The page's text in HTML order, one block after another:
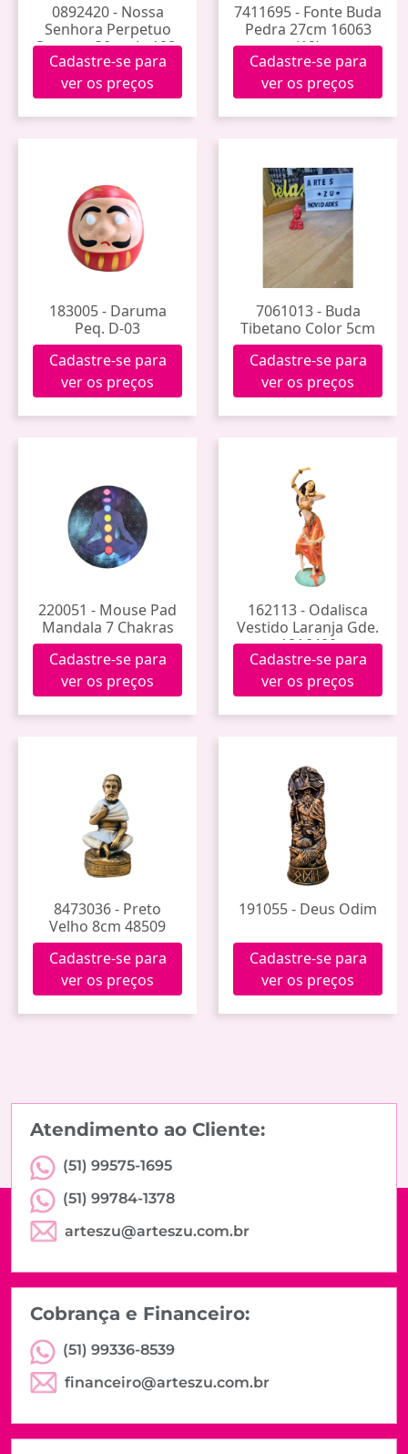
0892420 - Nossa
Senhora Perpetuo
Socorro 30cm Js-108-
12
Cadastre-se para
ver os preços
7411695 - Fonte Buda
Pedra 27cm 16063
(12)
Cadastre-se para
ver os preços
183005 - Daruma
Peq. D-03
Cadastre-se para
ver os preços
7061013 - Buda
Tibetano Color 5cm
Cadastre-se para
ver os preços
220051 - Mouse Pad
Mandala 7 Chakras
Cadastre-se para
ver os preços
162113 - Odalisca
Vestido Laranja Gde.
1816400
Cadastre-se para
ver os preços
8473036 - Preto
Velho 8cm 48509
Cadastre-se para
ver os preços
191055 - Deus Odim
Cadastre-se para
ver os preços
Atendimento ao Cliente:
(51) 99575-1695
(51) 99784-1378
arteszu@arteszu.com.br
Cobrança e Financeiro:
(51) 99336-8539
financeiro@arteszu.com.br